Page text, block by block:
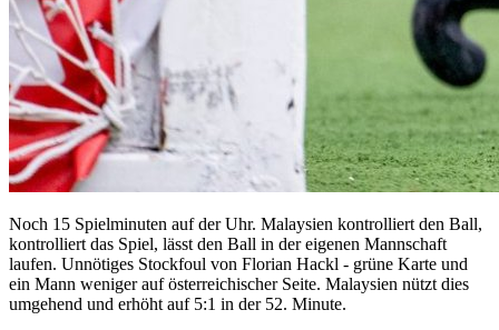
Noch 15 Spielminuten auf der Uhr. Malaysien kontrolliert den Ball,
kontrolliert das Spiel, lässt den Ball in der eigenen Mannschaft
laufen. Unnötiges Stockfoul von Florian Hackl - grüne Karte und
ein Mann weniger auf österreichischer Seite. Malaysien nützt dies
umgehend und erhöht auf 5:1 in der 52. Minute.